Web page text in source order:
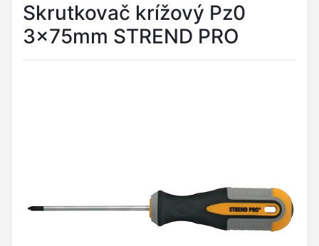
Skrutkovač krížový Pz0
3x75mm STREND PRO